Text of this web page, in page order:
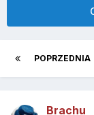
POPRZEDNIA
Brachu